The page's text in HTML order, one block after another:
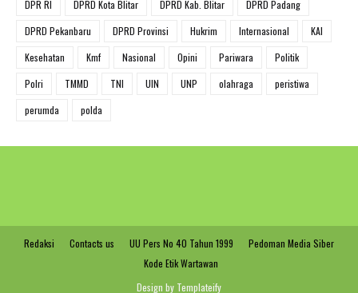
DPR RI DPRD Kota Blitar DPRD Kab. Blitar
DPRD Padang
DPRD Pekanbaru
DPRD Provinsi Hukrim Internasional
KAI
Kesehatan
Kmf Nasional Opini Pariwara
Politik
Polri
TMMD TNI UIN UNP olahraga
peristiwa
perumda
polda
Redaksi Contacts us UU Pers No 40 Tahun 1999
Pedoman Media Siber
Kode Etik Wartawan
Design by Templateify